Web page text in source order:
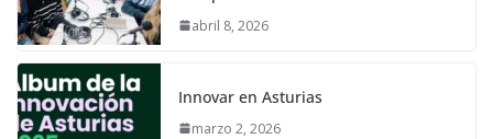
abril 8, 2026
Innovar en Asturias
marzo 2, 2026